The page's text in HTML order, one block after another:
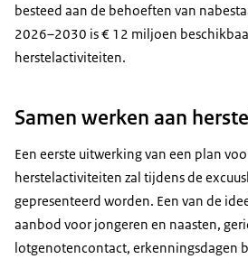
besteed aan de behoeften van
2026–2030 is € 12 miljoen
herstelactiviteiten.
Samen werken aan
Een eerste uitwerking van een plan
herstelactiviteiten zal tijdens de
gepresenteerd worden. Een van de
aanbod voor jongeren en naasten,
lotgenotencontact, erkenningsdagen